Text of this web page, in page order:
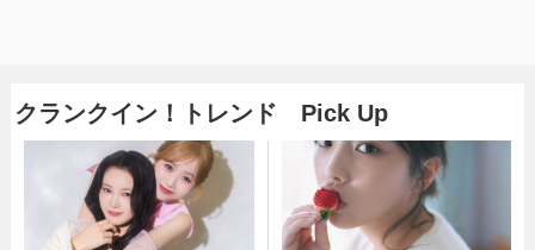
クランクイン！トレンド Pick Up